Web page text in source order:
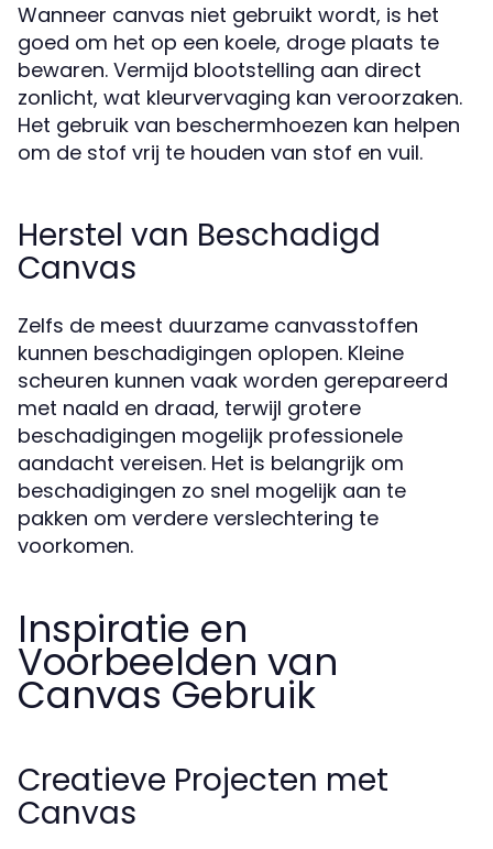
Wanneer canvas niet gebruikt wordt, is het
goed om het op een koele, droge plaats te
bewaren. Vermijd blootstelling aan direct
zonlicht, wat kleurvervaging kan veroorzaken.
Het gebruik van beschermhoezen kan helpen
om de stof vrij te houden van stof en vuil.
Herstel van Beschadigd
Canvas
Zelfs de meest duurzame canvasstoffen
kunnen beschadigingen oplopen. Kleine
scheuren kunnen vaak worden gerepareerd
met naald en draad, terwijl grotere
beschadigingen mogelijk professionele
aandacht vereisen. Het is belangrijk om
beschadigingen zo snel mogelijk aan te
pakken om verdere verslechtering te
voorkomen.
Inspiratie en
Voorbeelden van
Canvas Gebruik
Creatieve Projecten met
Canvas